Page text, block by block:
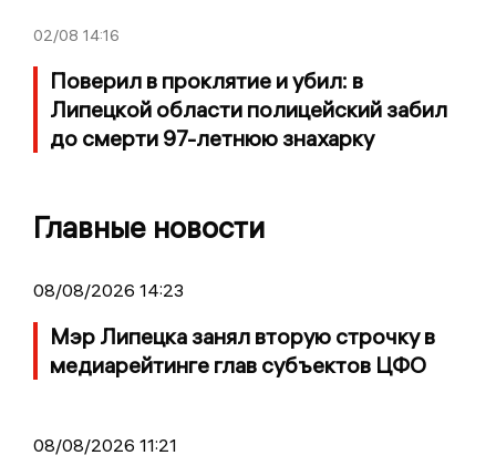
02/08 14:16
Поверил в проклятие и убил: в
Липецкой области полицейский забил
до смерти 97-летнюю знахарку
Главные новости
08/08/2026 14:23
Мэр Липецка занял вторую строчку в
медиарейтинге глав субъектов ЦФО
08/08/2026 11:21